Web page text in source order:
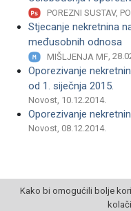
POREZNI SUSTAV,
Stjecanje nekretnina
međusobnih odnosa
MIŠLJENJA MF,
Oporezivanje
od 1. siječnja 2015.
Novost, 10.12.2014.
Oporezivanje
Novost, 08.12.2014.
© POSLOVNI
Kako bi omogućili bolje